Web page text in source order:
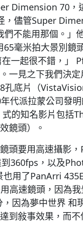
Dimension 70
，儘管Super
不能用那個。」
毫米拍大景別鏡
一起很不錯，」
一見之下我們決
底片（
代派拉蒙公司發
的知名影片包括
鏡頭）。
頭要用高速攝影
360fps，以及
用了PanArri
速鏡頭，因為我
因為夢中世界 和
到敍事效果，而